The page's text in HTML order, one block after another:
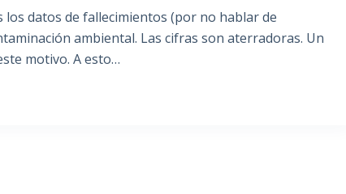
los datos de fallecimientos (por no hablar de
ambiental. Las cifras son aterradoras. Un
motivo. A esto…